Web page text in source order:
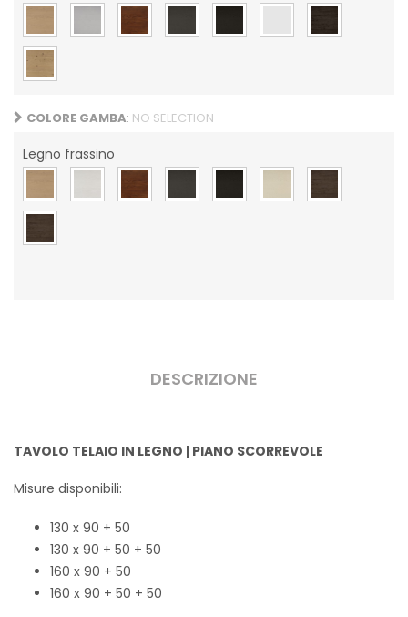
COLORE GAMBA: NO SELECTION
Legno frassino
DESCRIZIONE
TAVOLO TELAIO IN LEGNO | PIANO SCORREVOLE
Misure disponibili:
130 x 90 + 50
130 x 90 + 50 + 50
160 x 90 + 50
160 x 90 + 50 + 50